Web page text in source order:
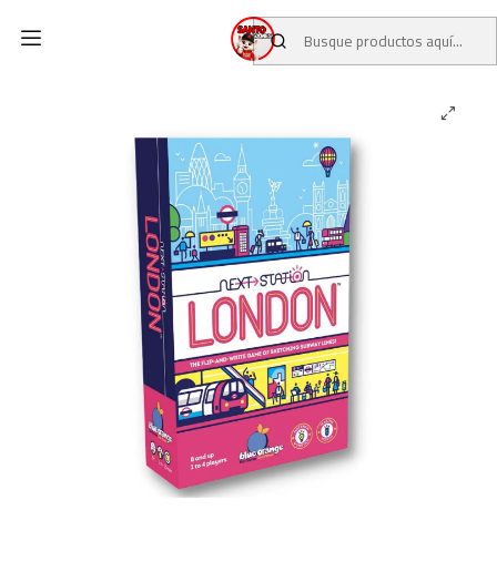
JUEGOS DE MESA Next Station: London